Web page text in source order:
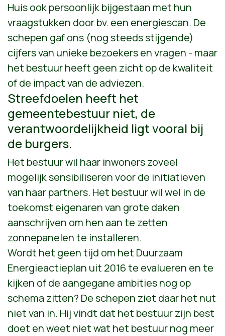
Huis ook persoonlijk bijgestaan met hun
vraagstukken door bv. een energiescan. De
schepen gaf ons (nog steeds stijgende)
cijfers van unieke bezoekers en vragen - maar
het bestuur heeft geen zicht op de kwaliteit
of de impact van de adviezen.
Streefdoelen heeft het
gemeentebestuur niet, de
verantwoordelijkheid ligt vooral bij
de burgers.
Het bestuur wil haar inwoners zoveel
mogelijk sensibiliseren voor de initiatieven
van haar partners. Het bestuur wil wel in de
toekomst eigenaren van grote daken
aanschrijven om hen aan te zetten
zonnepanelen te installeren.
Wordt het geen tijd om het Duurzaam
Energieactieplan uit 2016 te evalueren en te
kijken of de aangegane ambities nog op
schema zitten? De schepen ziet daar het nut
niet van in. Hij vindt dat het bestuur zijn best
doet en weet niet wat het bestuur nog meer